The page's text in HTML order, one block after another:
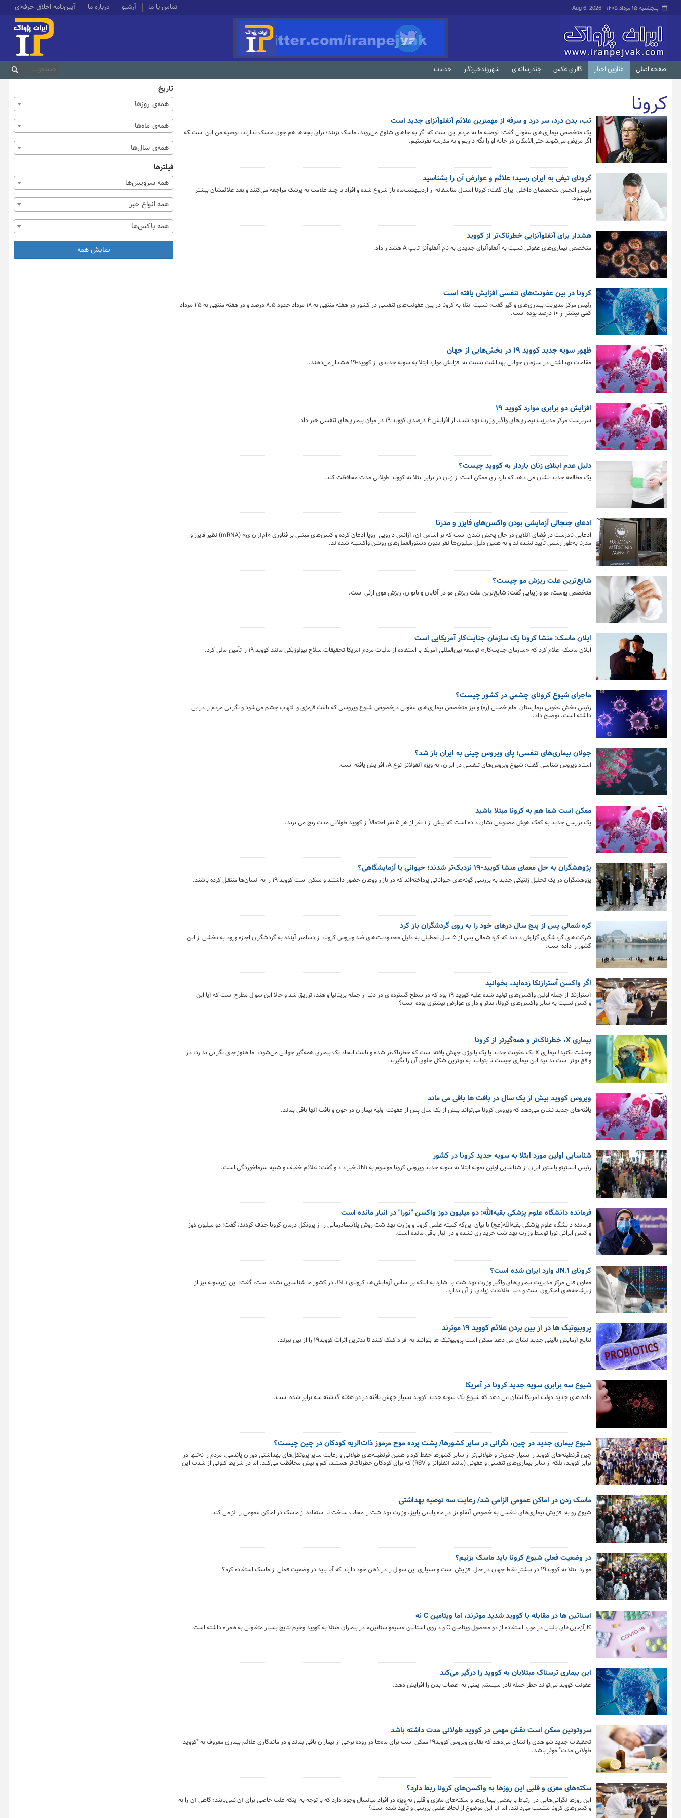
پنجشنبه ۱۵ مرداد ۱۴۰۵ - Aug 6, 2026 تماس با ما آرشیو درباره ما آیین‌نامه اخلاق حرفه‌ای
صفحه اصلی عناوین اخبار گالری عکس چندرسانه‌ای شهروندخبرنگار خدمات
کرونا
کل اخبار:1654 تب، بدن درد، سر درد و سرفه از مهمترین علائم آنفلوآنزای جدید است
یک متخصص بیماری‌های عفونی گفت: توصیه ما به مردم این است که اگر به جاهای شلوغ می‌روند، ماسک بزنند؛ برای بچه‌ها هم چون ماسک ندارند، توصیه من این است که
اگر مریض می‌شوند حتی‌الامکان در خانه او را نگه داریم و به مدرسه نفرستیم.
کرونای تیغی به ایران رسید؛ علائم و عوارض آن را بشناسید
رئیس انجمن متخصصان داخلی ایران گفت: کرونا امسال متاسفانه از اردیبهشت‌ماه باز شروع شده و افراد با چند علامت به پزشک مراجعه می‌کنند و بعد علائمشان بیشتر
می‌شود.
هشدار برای آنفلوآنزایی خطرناک‌تر از کووید
متخصص بیماری‌های عفونی نسبت به آنفلوآنزای جدیدی به نام آنفلوآنزا تایپ A هشدار داد.
کرونا در بین عفونت‌های تنفسی افزایش یافته است
رئیس مرکز مدیریت بیماری‌های واگیر گفت: نسبت ابتلا به کرونا در بین عفونت‌های تنفسی در کشور در هفته منتهی به ۱۸ مرداد حدود ۸.۵ درصد و در هفته منتهی به ۲۵ مرداد
کمی بیشتر از ۱۰ درصد بوده است.
ظهور سویه جدید کووید ۱۹ در بخش‌هایی از جهان
مقامات بهداشتی در سازمان جهانی بهداشت نسبت به افزایش موارد ابتلا به سویه جدیدی از کووید-۱۹ هشدار می‌دهند.
افزایش دو برابری موارد کووید ۱۹
سرپرست مرکز مدیریت بیماری‌های واگیر وزارت بهداشت، از افزایش ۴ درصدی کووید ۱۹ در میان بیماری‌های تنفسی خبر داد.
دلیل عدم ابتلای زنان باردار به کووید چیست؟
یک مطالعه جدید نشان می دهد که بارداری ممکن است از زنان در برابر ابتلا به کووید طولانی مدت محافظت کند.
ادعای جنجالی آزمایشی بودن واکسن‌های فایزر و مدرنا
ادعایی نادرست در فضای آنلاین در حال پخش شدن است که بر اساس آن، آژانس دارویی اروپا اذعان کرده واکسن‌های مبتنی بر فناوری «ام‌آران‌ای‌» (mRNA) نظیر فایزر و
مدرنا به‌طور رسمی تأیید نشده‌اند و به همین دلیل میلیون‌ها نفر بدون دستورالعمل‌های روشن واکسینه شده‌اند.
شایع‌ترین علت ریزش مو چیست؟
متخصص پوست، مو و زیبایی گفت: شایع‌ترین علت ریزش مو در آقایان و بانوان، ریزش موی ارثی است.
ایلان ماسک: منشا کرونا یک سازمان جنایت‌کار آمریکایی است
ایلان ماسک اعلام کرد که «سازمان جنایت‌کار» توسعه بین‌المللی آمریکا با استفاده از مالیات مردم آمریکا تحقیقات سلاح بیولوژیکی مانند کووید-۱۹ را تأمین مالی کرد.
ماجرای شیوع کرونای چشمی در کشور چیست؟
رئیس بخش عفونی بیمارستان امام خمینی (ره) و نیز متخصص بیماری‌های عفونی درخصوص شیوع ویروسی که باعث قرمزی و التهاب چشم می‌شود و نگرانی مردم را در پی
داشته است، توضیح داد.
جولان بیماری‌های تنفسی؛ پای ویروس چینی به ایران باز شد؟
استاد ویروس شناسی گفت: شیوع ویروس‌های تنفسی در ایران، به ویژه آنفولانزا نوع A، افزایش یافته است.
ممکن است شما هم به کرونا مبتلا باشید
یک بررسی جدید به کمک هوش مصنوعی نشان داده است که بیش از ۱ نفر از هر ۵ نفر احتمالاً از کووید طولانی مدت رنج می برند.
پژوهشگران به حل معمای منشا کویید-۱۹ نزدیک‌تر شدند؛ حیوانی یا آزمایشگاهی؟
پژوهشگران در یک تحلیل ژنتیکی جدید به بررسی گونه‌های حیواناتی پرداخته‌اند که در بازار ووهان حضور داشتند و ممکن است کووید-۱۹ را به انسان‌ها منتقل کرده باشند.
کره شمالی پس از پنج سال درهای خود را به روی گردشگران باز کرد
شرکت‌های گردشگری گزارش دادند که کره شمالی پس از ۵ سال تعطیلی به دلیل محدودیت‌های ضد ویروس کرونا، از دسامبر آینده به گردشگران اجازه ورود به بخشی از این
کشور را داده است.
اگر واکسن آسترازنکا زده‌اید، بخوانید
آسترازنکا از جمله اولین واکسن‌های تولید شده علیه کووید ۱۹ بود که در سطح گسترده‌ای در دنیا از جمله بریتانیا و هند، تزریق شد و حالا این سوال مطرح است که آیا این
واکسن نسبت به سایر واکسن‌های کرونا، بدتر و دارای عوارض بیشتری بوده است؟
بیماری X، خطرناک‌تر و همه‌گیرتر از کرونا
وحشت نکنید! بیماری X یک عفونت جدید یا یک پاتوژن جهش یافته است که خطرناک‌تر شده و باعث ایجاد یک بیماری همه‌گیر جهانی می‌شود، اما هنوز جای نگرانی ندارد، در
واقع بهتر است بدانید این بیماری چیست تا بتوانید به بهترین شکل جلوی آن را بگیرید.
ویروس کووید بیش از یک سال در بافت ها باقی می ماند
یافته‌های جدید نشان می‌دهد که ویروس کرونا می‌تواند بیش از یک سال پس از عفونت اولیه بیماران در خون و بافت آنها باقی بماند.
شناسایی اولین مورد ابتلا به سویه جدید کرونا در کشور
رئیس انستیتو پاستور ایران از شناسایی اولین نمونه ابتلا به سویه جدید ویروس کرونا موسوم به JN۱ خبر داد و گفت: علائم خفیف و شبیه سرماخوردگی است.
فرمانده دانشگاه علوم پزشکی بقیه‌الله: دو میلیون دوز واکسن "نورا" در انبار مانده است
فرمانده دانشگاه علوم پزشکی بقیه‌الله(عج) با بیان این‌که کمیته علمی کرونا و وزارت بهداشت روش پلاسمادرمانی را از پروتکل درمان کرونا حذف کردند، گفت: دو میلیون دوز
واکسن ایرانی نورا توسط وزارت بهداشت خریداری نشده و در انبار باقی مانده است.
کرونای JN.۱ وارد ایران شده است؟
معاون فنی مرکز مدیریت بیماری‌های واگیر وزارت بهداشت با اشاره به اینکه بر اساس آزمایش‌ها، کرونای JN.۱ در کشور ما شناسایی نشده است، گفت: این زیرسویه نیز از
زیرشاخه‌های اُمیکرون است و دنیا اطلاعات زیادی از آن ندارد.
پروبیوتیک ها در از بین بردن علائم کووید ۱۹ موثرند
نتایج آزمایش بالینی جدید نشان می دهد ممکن است پروبیوتیک ها بتوانند به افراد کمک کنند تا بدترین اثرات کووید۱۹ را از بین ببرند.
شیوع سه برابری سویه جدید کرونا در آمریکا
داده های جدید دولت آمریکا نشان می دهد که شیوع یک سویه جدید کووید بسیار جهش یافته در دو هفته گذشته سه برابر شده است.
شیوع بیماری جدید در چین، نگرانی در سایر کشورها/ پشت پرده موج مرموز ذات‌الریه کودکان در چین چیست؟
چین قرنطینه‌های کووید را بسیار جدی‌تر و طولانی‌تر از سایر کشورها حفظ کرد و همین قرنطینه‌های طولانی و رعایت سایر پروتکل‌های بهداشتی دوران پاندمی، مردم را نه‌تنها در
برابر کووید، بلکه از سایر بیماری‌های تنفسی و عفونی (مانند آنفلوانزا و RSV) که برای کودکان خطرناک‌تر هستند، کم و بیش محافظت می‌کند. اما در شرایط کنونی از شدت این
ماسک زدن در اماکن عمومی الزامی شد/ رعایت سه توصیه بهداشتی
شیوع رو به افزایش بیماری‌های تنفسی به خصوص آنفلوانزا در ماه پایانی پاییز، وزارت بهداشت را مجاب ساخت تا استفاده از ماسک در اماکن عمومی را الزامی کند.
در وضعیت فعلی شیوع کرونا باید ماسک بزنیم؟
موارد ابتلا به کووید۱۹ در بیشتر نقاط جهان در حال افزایش است و بسیاری این سوال را در ذهن خود دارند که آیا باید در وضعیت فعلی از ماسک استفاده کرد؟
استاتین ها در مقابله با کووید شدید موثرند، اما ویتامین C نه
کارآزمایی‌های بالینی در مورد استفاده از دو محصول ویتامین C و داروی استاتین «سیمواستاتین» در بیماران مبتلا به کووید وخیم نتایج بسیار متفاوتی به همراه داشته است.
این بیماری ترسناک مبتلایان به کووید را درگیر می‌کند
عفونت کووید می‌تواند خطر حمله نادر سیستم ایمنی به اعصاب بدن را افزایش دهد.
سروتونین ممکن است نقش مهمی در کووید طولانی مدت داشته باشد
تحقیقات جدید شواهدی را نشان می‌دهد که بقایای ویروس کووید۱۹ ممکن است برای ماه‌ها در روده برخی از بیماران باقی بماند و در ماندگاری علائم بیماری معروف به "کووید
طولانی مدت" موثر باشد.
سکته‌های مغزی و قلبی این روزها به واکسن‌های کرونا ربط دارد؟
این روزها نگرانی‌هایی در ارتباط با بعضی بیماری‌ها و سکته‌های مغزی و قلبی به ویژه در افراد میانسال وجود دارد که با توجه به اینکه علت خاصی برای آن نمی‌یابند؛ گاهی آن را به
واکسن‌های کرونا منتسب می‌دانند. اما آیا این موضوع از لحاظ علمی بررسی و تأیید شده است؟
تاریخ
همه‌ی روزها
همه‌ی ماه‌ها
همه‌ی سال‌ها
فیلترها
همه سرویس‌ها
همه انواع خبر
همه باکس‌ها
نمایش همه